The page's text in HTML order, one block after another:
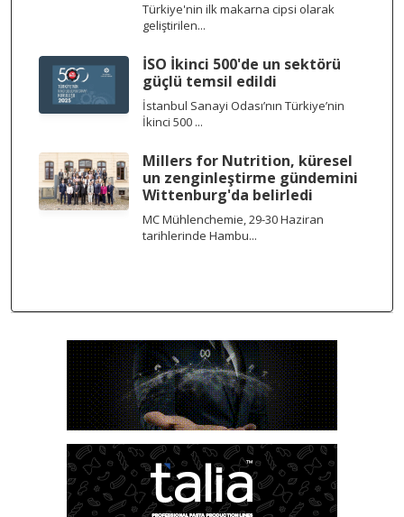
Türkiye'nin ilk makarna cipsi olarak
geliştirilen...
İSO İkinci 500'de un sektörü
güçlü temsil edildi
İstanbul Sanayi Odası’nın Türkiye’nin
İkinci 500 ...
Millers for Nutrition, küresel
un zenginleştirme gündemini
Wittenburg'da belirledi
MC Mühlenchemie, 29-30 Haziran
tarihlerinde Hambu...